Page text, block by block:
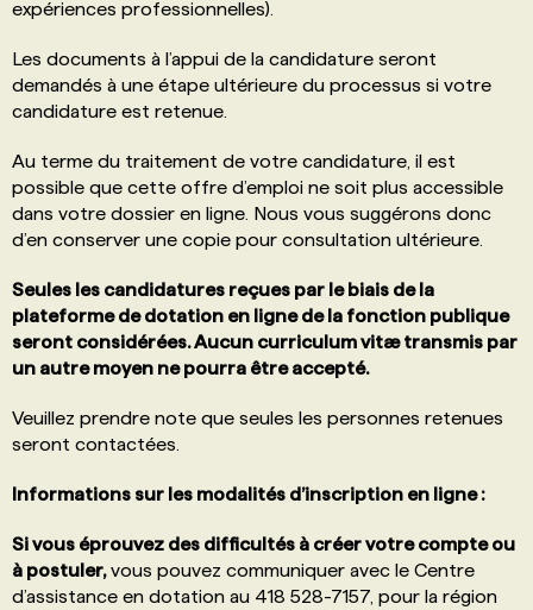
expériences professionnelles).
Les documents à l’appui de la candidature seront
demandés à une étape ultérieure du processus si votre
candidature est retenue.
Au terme du traitement de votre candidature, il est
possible que cette offre d’emploi ne soit plus accessible
dans votre dossier en ligne. Nous vous suggérons donc
d’en conserver une copie pour consultation ultérieure.
Seules les candidatures reçues par le biais de la
plateforme de dotation en ligne de la fonction publique
seront considérées. Aucun curriculum vitæ transmis par
un autre moyen ne pourra être accepté.
Veuillez prendre note que seules les personnes retenues
seront contactées.
Informations sur les modalités d’inscription en ligne :
Si vous éprouvez des difficultés à créer votre compte ou
à postuler,vous pouvez communiquer avec le Centre
d’assistance en dotation au 418 528-7157, pour la région